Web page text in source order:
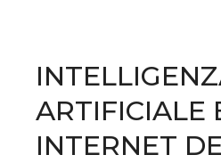
ARTIFICIALE
INTERNET